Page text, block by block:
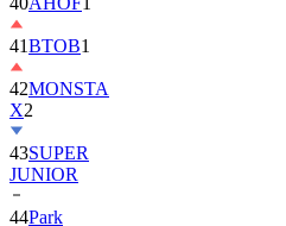
41BTOB1
42MONSTA
X2
43SUPER
JUNIOR
44Park